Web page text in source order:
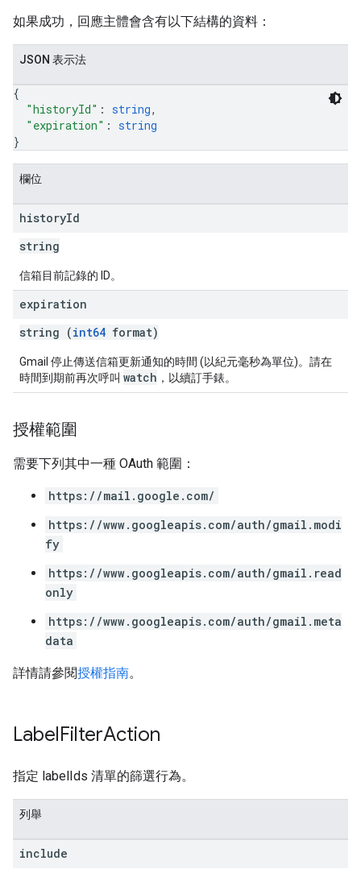
如果成功，回應主體會含有以下結構的資料：
JSON 表示法
{
"historyId" : string,
"expiration" : string
}
欄位
historyId
string
信箱目前記錄的 ID。
expiration
string (int64 format)
Gmail 停止傳送信箱更新通知的時間 (以紀元毫秒為單位)。請在
時間到期前再次呼叫 watch ，以續訂手錶。
授權範圍
需要下列其中一種 OAuth 範圍：
https://mail.google.com/
https://www.googleapis.com/auth/gmail.modi
fy
https://www.googleapis.com/auth/gmail.read
only
https://www.googleapis.com/auth/gmail.meta
data
詳情請參閱授權指南。
LabelFilterAction
指定 labelIds 清單的篩選行為。
列舉
include